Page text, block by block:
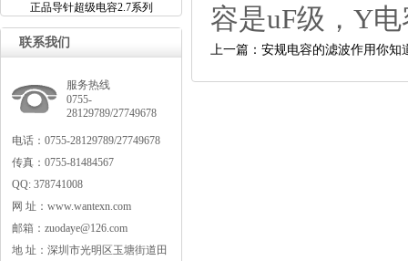
正品导针超级电容2.7系列
联系我们
服务热线
0755-
28129789/27749678
电话：0755-28129789/27749678
传真：0755-81484567
QQ:378741008
网址：www.wantexn.com
邮箱：zuodaye@126.com
地址：深圳市光明区玉塘街道田
容是uF级，Y
上一篇：安规电容的滤波作用你知